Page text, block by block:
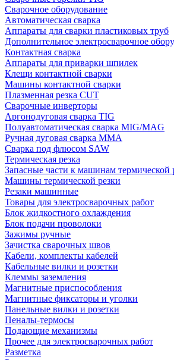
Сварочное оборудование
Автоматическая сварка
Аппараты для сварки пластиковых труб
Дополнительное электросварочное
Контактная сварка
Аппараты для приварки шпилек
Клещи контактной сварки
Машины контактной сварки
Плазменная резка CUT
Сварочные инверторы
Аргонодуговая сварка TIG
Полуавтоматическая сварка MIG/MAG
Ручная дуговая сварка MMA
Сварка под флюсом SAW
Термическая резка
Запасные части к машинам термической
Машины термической резки
Резаки машинные
Товары для электросварочных работ
Блок жидкостного охлаждения
Блок подачи проволоки
Зажимы ручные
Зачистка сварочных швов
Кабели, комплекты кабелей
Кабельные вилки и розетки
Клеммы заземления
Магнитные приспособления
Магнитные фиксаторы и уголки
Панельные вилки и розетки
Пеналы-термосы
Подающие механизмы
Прочее для электросварочных работ
Разметка